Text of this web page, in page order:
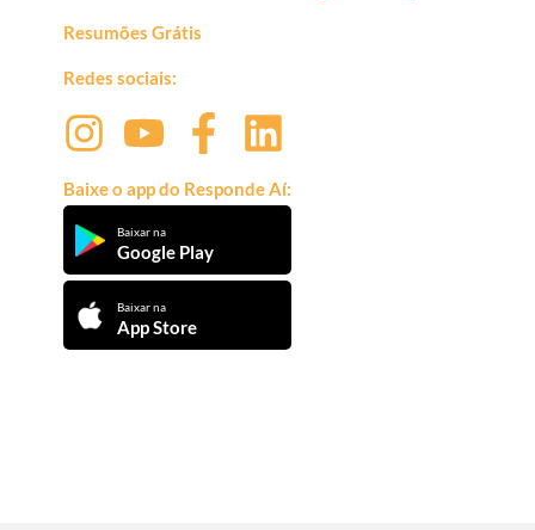
Resumões Grátis
Redes sociais:
Baixe o app do Responde Aí:
Baixar na
Google Play
Baixar na
App Store